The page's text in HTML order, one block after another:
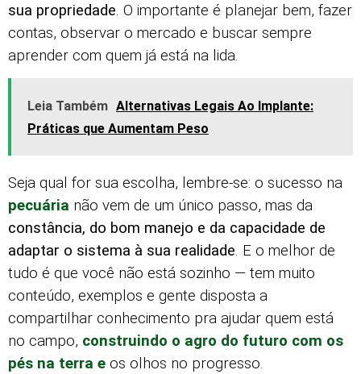
sua propriedade. O importante é planejar bem, fazer
contas, observar o mercado e buscar sempre
aprender com quem já está na lida.
Leia Também Alternativas Legais Ao Implante:
Práticas que Aumentam Peso
Seja qual for sua escolha, lembre-se: o sucesso na
pecuária não vem de um único passo, mas da
constância, do bom manejo e da capacidade de
adaptar o sistema à sua realidade. E o melhor de
tudo é que você não está sozinho — tem muito
conteúdo, exemplos e gente disposta a
compartilhar conhecimento pra ajudar quem está
no campo, construindo o agro do futuro com os
pés na terra e os olhos no progresso.